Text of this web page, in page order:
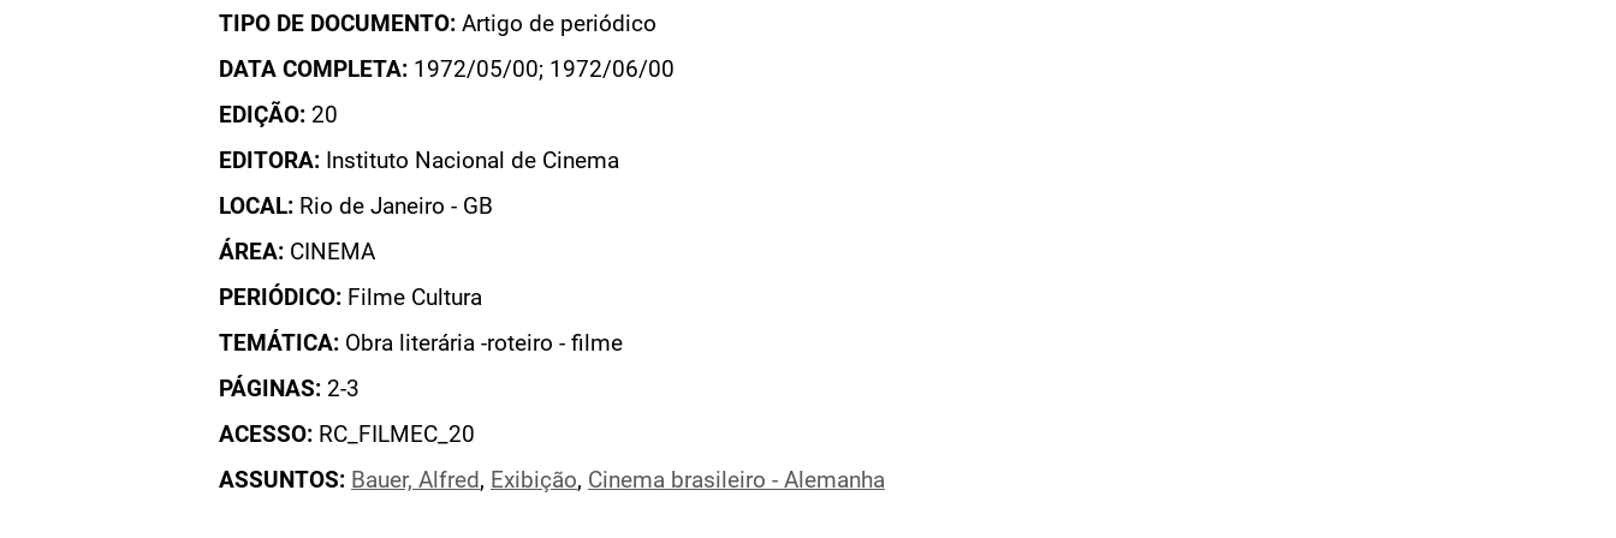
TIPO DE DOCUMENTO: Artigo de periódico
DATA COMPLETA: 1972/05/00; 1972/06/00
EDIÇÃO: 20
EDITORA: Instituto Nacional de Cinema
LOCAL: Rio de Janeiro - GB
ÁREA: CINEMA
PERIÓDICO: Filme Cultura
TEMÁTICA: Obra literária -roteiro - filme
PÁGINAS: 2-3
ACESSO: RC_FILMEC_20
ASSUNTOS: Bauer, Alfred, Exibição, Cinema brasileiro - Alemanha